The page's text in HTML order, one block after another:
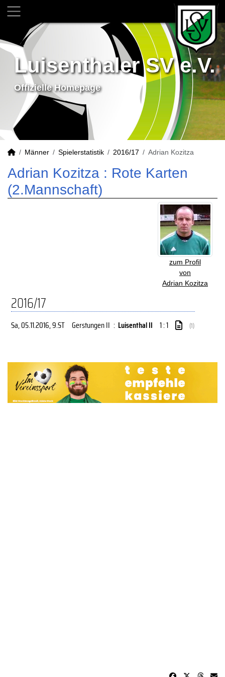
Luisenthaler SV e.V.
Offizielle Homepage
Männer Spielerstatistik 2016/17 Adrian Kozitza
Adrian Kozitza : Rote Karten
(2.Mannschaft)
zum Profil
von
Adrian Kozitza
2016/17
Sa, 05.11.2016, 9.ST Gerstungen II : Luisenthal II 1 : 1 (1)